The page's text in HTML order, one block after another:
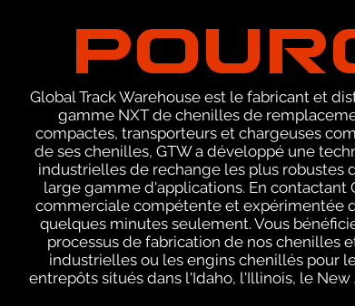
Global Track Warehouse est le fabricant et
gamme NXT de chenilles de
compactes, transporteurs et chargeuses
de ses chenilles, GTW a développé une
industrielles de rechange les plus robustes
large gamme d'applications. En contactant
commerciale compétente et expérimentée
quelques minutes seulement. Vous
processus de fabrication de nos chenilles
industrielles ou les engins chenillés pour
entrepôts situés dans l'Idaho, l'Illinois, le